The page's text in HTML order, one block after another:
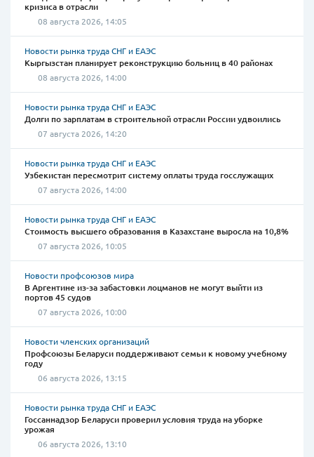
кризиса в отрасли
08 августа 2026, 14:05
Новости рынка труда СНГ и ЕАЭС
Кыргызстан планирует реконструкцию больниц в 40 районах
08 августа 2026, 14:00
Новости рынка труда СНГ и ЕАЭС
Долги по зарплатам в строительной отрасли России удвоились
07 августа 2026, 14:20
Новости рынка труда СНГ и ЕАЭС
Узбекистан пересмотрит систему оплаты труда госслужащих
07 августа 2026, 14:00
Новости рынка труда СНГ и ЕАЭС
Стоимость высшего образования в Казахстане выросла на 10,8%
07 августа 2026, 10:05
Новости профсоюзов мира
В Аргентине из-за забастовки лоцманов не могут выйти из
портов 45 судов
07 августа 2026, 10:00
Новости членских организаций
Профсоюзы Беларуси поддерживают семьи к новому учебному
году
06 августа 2026, 13:15
Новости рынка труда СНГ и ЕАЭС
Госсаннадзор Беларуси проверил условия труда на уборке
урожая
06 августа 2026, 13:10